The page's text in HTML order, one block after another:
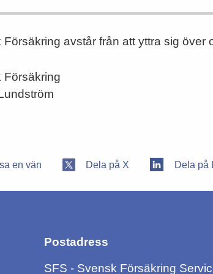
Försäkring avstår från att yttra sig över
Försäkring
en vän Dela på X Dela på
Postadress
SFS - Svensk Försäkring